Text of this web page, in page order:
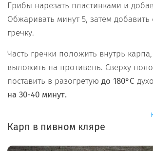
Грибы нарезать пластинками и
Обжаривать минут 5, затем
гречку.
Часть гречки положить внутрь
выложить на противень. Сверху
поставить в разогретую до 180°C
на 30-40 минут.
Карп в пивном кляре